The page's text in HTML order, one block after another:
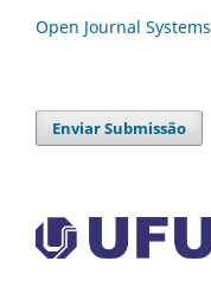
Open Journal Systems
Enviar Submissão